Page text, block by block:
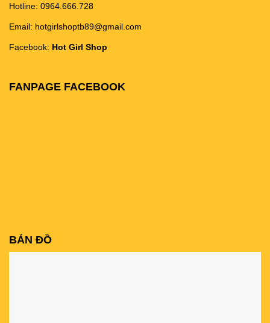
Hotline: 0964.666.728
Email: hotgirlshoptb89@gmail.com
Facebook: Hot Girl Shop
FANPAGE FACEBOOK
BẢN ĐỒ